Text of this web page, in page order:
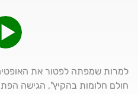
למרות שמפתה לפטור את
חולם חלומות בהקיץ", הגישה